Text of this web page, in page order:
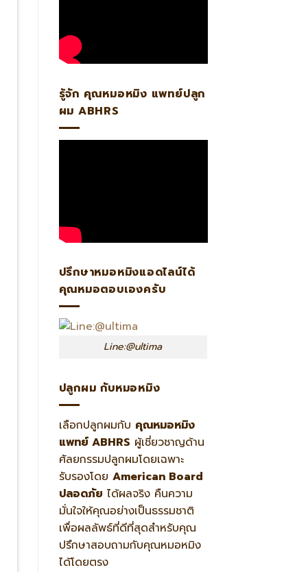
รู้จัก คุณหมอหมิง แพทย์ปลูก
ผม ABHRS
ปรึกษาหมอหมิงแอดไลน์ได้
คุณหมอตอบเองครับ
Line:@ultima
ปลูกผม กับหมอหมิง
เลือกปลูกผมกับ คุณหมอหมิง
แพทย์ ABHRS ผู้เชี่ยวชาญด้าน
ศัลยกรรมปลูกผมโดยเฉพาะ
รับรองโดย American Board
ปลอดภัย ได้ผลจริง คืนความ
มั่นใจให้คุณอย่างเป็นธรรมชาติ
เพื่อผลลัพธ์ที่ดีที่สุดสำหรับคุณ
ปรึกษาสอบถามกับคุณหมอหมิง
ได้โดยตรง